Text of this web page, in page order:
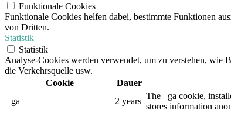
Funktionale Cookies
Funktionale Cookies helfen dabei, bestimmte Funktionen
von Dritten.
Statistik
Statistik
Analyse-Cookies werden verwendet, um zu verstehen, wie
die Verkehrsquelle usw.
Cookie
Dauer
_ga
2 years
The _ga cookie,
stores information